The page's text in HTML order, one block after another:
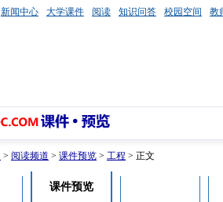
新闻中心 大学课件 阅读 知识问答 校园空间 教
> 阅读频道 > 课件预览 > 工程 > 正文
课件预览